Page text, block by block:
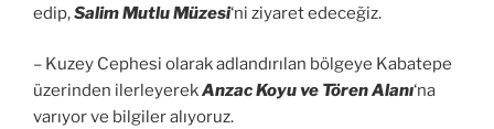
edip,Salim Mutlu Müzesi‘ni ziyaret edeceğiz.
– Kuzey Cephesi olarak adlandırılan bölgeye Kabatepe
üzerinden ilerleyerekAnzac Koyu ve Tören Alanı‘na
varıyor ve bilgiler alıyoruz.